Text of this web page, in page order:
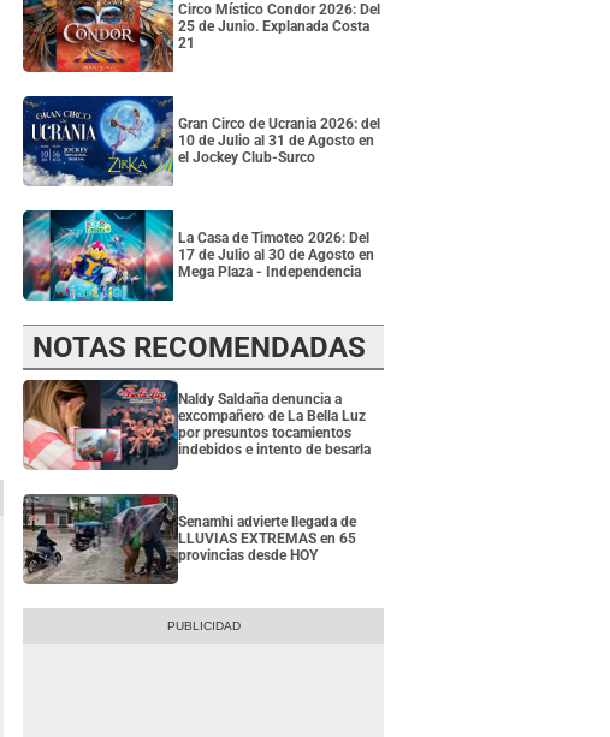
Circo Místico Condor 2026: Del
25 de Junio. Explanada Costa
21
Gran Circo de Ucrania 2026: del
10 de Julio al 31 de Agosto en
el Jockey Club-Surco
La Casa de Timoteo 2026: Del
17 de Julio al 30 de Agosto en
Mega Plaza - Independencia
NOTAS RECOMENDADAS
Naldy Saldaña denuncia a
excompañero de La Bella Luz
por presuntos tocamientos
indebidos e intento de besarla
Senamhi advierte llegada de
LLUVIAS EXTREMAS en 65
provincias desde HOY